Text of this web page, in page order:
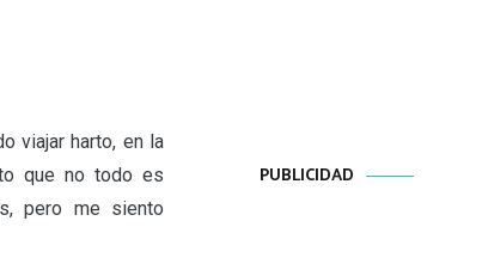
viajar harto, en la
que no todo es
pero me siento
PUBLICIDAD